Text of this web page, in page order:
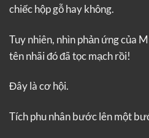
chiếc hộp gỗ hay không.
Tuy nhiên, nhìn phản ứng của
tên nhãi đó đã tọc mạch rồi!
Đây là cơ hội.
Tích phu nhân bước lên một